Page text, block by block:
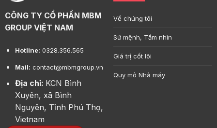
CÔNG TY CỔ PHẦN MBM
GROUP VIỆT NAM
Hotline: 0328.356.565
Mail: contact@mbmgroup.vn
Địa chỉ: KCN Bình
Xuyên, xã Bình
Nguyên, Tỉnh Phú Thọ,
Vietnam
Về chúng tôi
Sứ mệnh, Tầm nhìn
Giá trị cốt lõi
Quy mô Nhà máy